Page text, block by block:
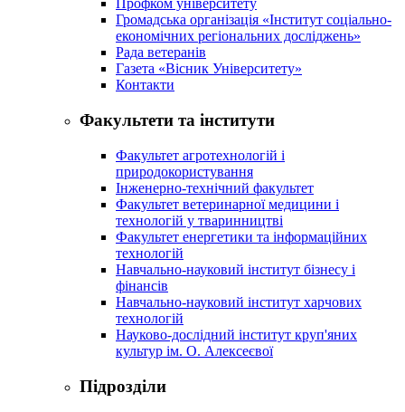
Профком університету
Громадська організація «Інститут соціально-
економічних регіональних досліджень»
Рада ветеранів
Газета «Вісник Університету»
Контакти
Факультети та інститути
Факультет агротехнологій і
природокористування
Інженерно-технічний факультет
Факультет ветеринарної медицини і
технологій у тваринництві
Факультет енергетики та інформаційних
технологій
Навчально-науковий інститут бізнесу і
фінансів
Навчально-науковий інститут харчових
технологій
Науково-дослідний інститут круп'яних
культур ім. О. Алексеєвої
Підрозділи